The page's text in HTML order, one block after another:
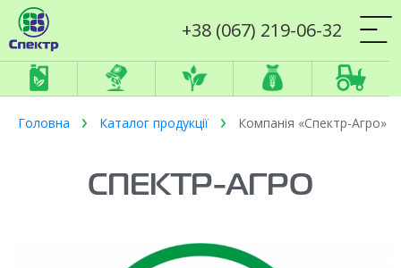
+38 (067) 219-06-32
Головна Каталог продукції Компанія «Спектр-Агро»
СПЕКТР-АГРО